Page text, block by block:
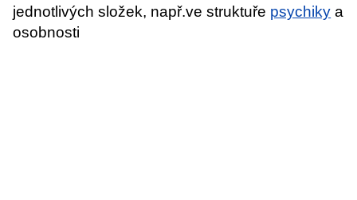
jednotlivých složek, např.ve struktuře psychiky a
osobnosti